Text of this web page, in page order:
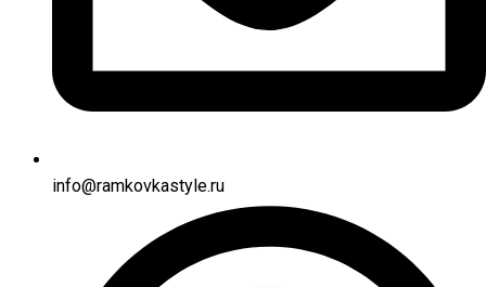
info@ramkovkastyle.ru